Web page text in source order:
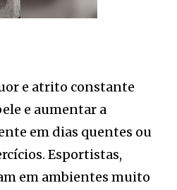
e atrito constante
e aumentar a
em dias quentes ou
Esportistas,
em ambientes muito